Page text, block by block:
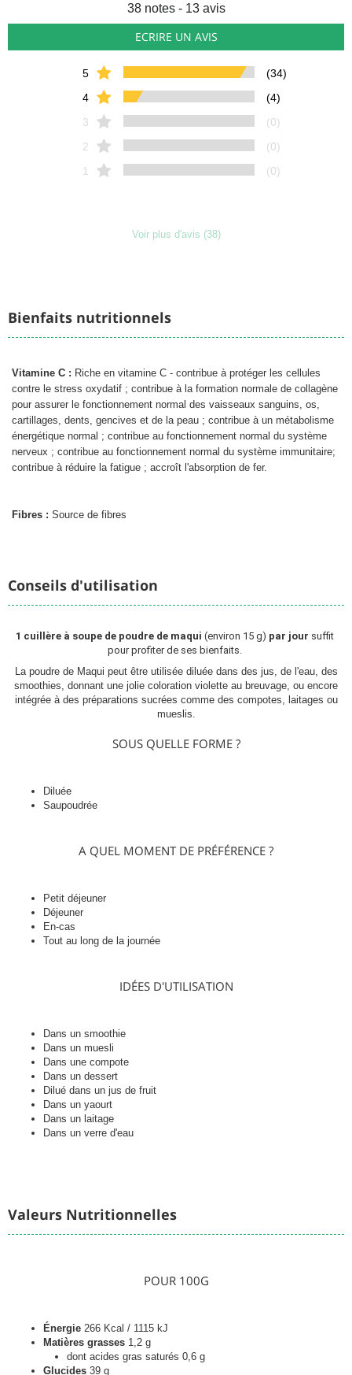
38notes - 13 avis
ECRIRE UN AVIS
5
(34)
4
(4)
3
(0)
2
(0)
1
(0)
Voir plus d'avis (38)
Chargement
Bienfaits nutritionnels
Vitamine C : Riche en vitamine C - contribue à protéger les cellules
contre le stress oxydatif ; contribue à la formation normale de collagène
pour assurer le fonctionnement normal des vaisseaux sanguins, os,
cartillages, dents, gencives et de la peau ; contribue à un métabolisme
énergétique normal ; contribue au fonctionnement normal du système
nerveux ; contribue au fonctionnement normal du système immunitaire;
contribue à réduire la fatigue ; accroît l'absorption de fer.
Fibres : Source de fibres
Conseils d'utilisation
1 cuillère à soupe de poudre de maqui (environ 15 g) par jour suffit
pour profiter de ses bienfaits.
La poudre de Maqui peut être utilisée diluée dans des jus, de l'eau, des
smoothies, donnant une jolie coloration violette au breuvage, ou encore
intégrée à des préparations sucrées comme des compotes, laitages ou
mueslis.
SOUS QUELLE FORME ?
Diluée
Saupoudrée
A QUEL MOMENT DE PRÉFÉRENCE ?
Petit déjeuner
Déjeuner
En-cas
Tout au long de la journée
IDÉES D'UTILISATION
Dans un smoothie
Dans un muesli
Dans une compote
Dans un dessert
Dilué dans un jus de fruit
Dans un yaourt
Dans un laitage
Dans un verre d'eau
Valeurs Nutritionnelles
POUR 100G
Énergie 266 Kcal / 1115 kJ
Matières grasses 1,2 g
dont acides gras saturés 0,6 g
Glucides 39 g